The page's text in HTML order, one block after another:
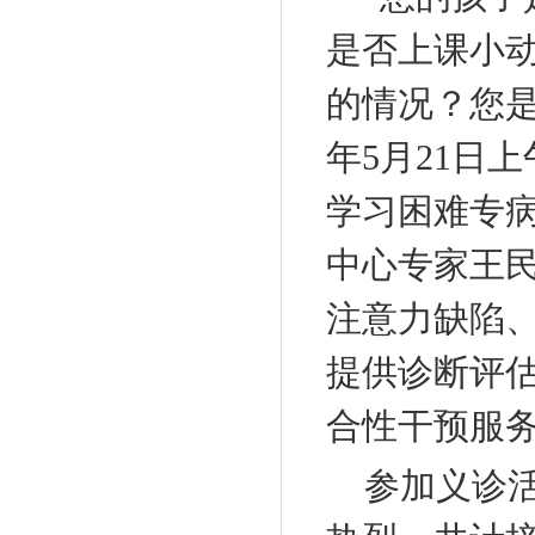
是否上课小
的情况？您
年5月21日
学习困难专
中心专家王
注意力缺陷
提供诊断评
合性干预服
参加义诊